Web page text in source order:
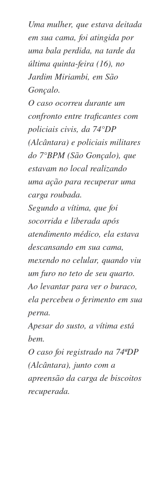
Uma mulher, que estava deitada
em sua cama, foi atingida por
uma bala perdida, na tarde da
última quinta-feira (16), no
Jardim Miriambi, em São
Gonçalo.
O caso ocorreu durante um
confronto entre traficantes com
policiais civis, da 74°DP
(Alcântara) e policiais militares
do 7°BPM (São Gonçalo), que
estavam no local realizando
uma ação para recuperar uma
carga roubada.
Segundo a vítima, que foi
socorrida e liberada após
atendimento médico, ela estava
descansando em sua cama,
mexendo no celular, quando viu
um furo no teto de seu quarto.
Ao levantar para ver o buraco,
ela percebeu o ferimento em sua
perna.
Apesar do susto, a vítima está
bem.
O caso foi registrado na 74ªDP
(Alcântara), junto com a
apreensão da carga de biscoitos
recuperada.